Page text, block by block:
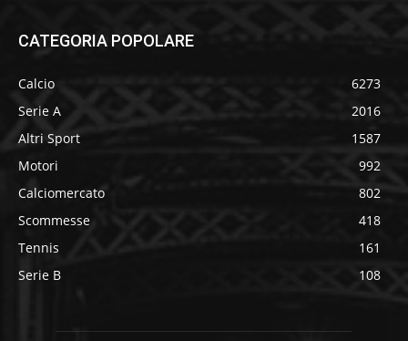
CATEGORIA POPOLARE
Calcio
6273
Serie A
2016
Altri Sport
1587
Motori
992
Calciomercato
802
Scommesse
418
Tennis
161
Serie B
108